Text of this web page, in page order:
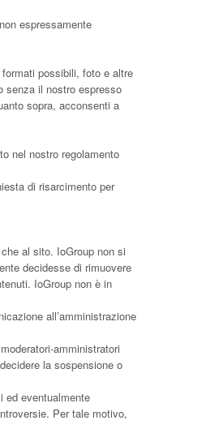
espressamente
possibili, foto e altre
senza il nostro espresso
sopra, acconsenti a
nel nostro regolamento
di risarcimento per
al sito. IoGroup non si
decidesse di rimuovere
IoGroup non è in
all’amministrazione
amministratori
la sospensione o
ed eventualmente
Per tale motivo,